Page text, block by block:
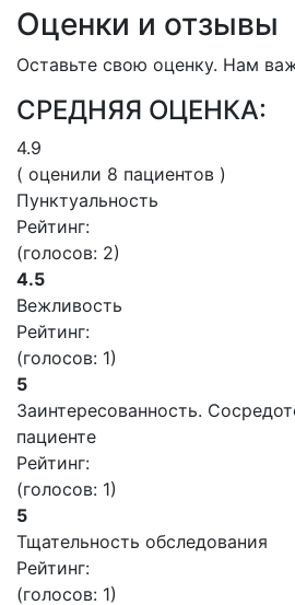
Оценки и отзывы
Оставьте свою оценку. Нам
СРЕДНЯЯ ОЦЕНКА:
4.9
( оценили 8 пациентов )
Пунктуальность
Рейтинг:
(голосов: 2)
4.5
Вежливость
Рейтинг:
(голосов: 1)
5
Заинтересованность.
пациенте
Рейтинг:
(голосов: 1)
5
Тщательность обследования
Рейтинг:
(голосов: 1)